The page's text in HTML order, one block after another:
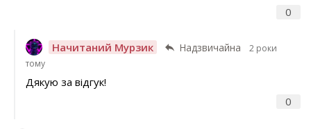
0
Начитаний Мурзик Надзвичайна
2 роки
тому
0
Дякую за відгук!